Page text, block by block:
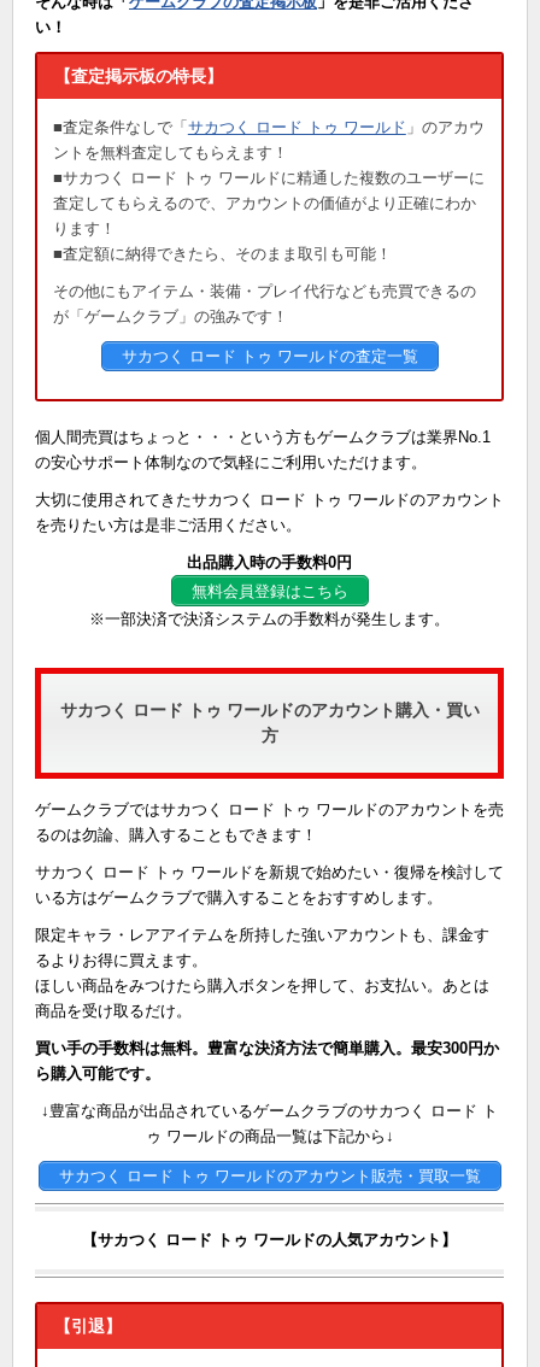
い！
【査定掲示板の特長】
■査定条件なしで「 サカつく ロード トゥ ワールド 」のアカウ
ントを無料査定してもらえます！
■サカつく ロード トゥ ワールドに精通した複数のユーザーに
査定してもらえるので、アカウントの価値がより正確にわか
ります！
■査定額に納得できたら、そのまま取引も可能！
その他にもアイテム・装備・プレイ代行なども売買できるの
が「ゲームクラブ」の強みです！
サカつく ロード トゥ ワールドの査定一覧
個人間売買はちょっと・・・という方もゲームクラブは業界No.1
の安心サポート体制なので気軽にご利用いただけます。
大切に使用されてきたサカつく ロード トゥ ワールドのアカウント
を売りたい方は是非ご活用ください。
出品購入時の手数料0円
無料会員登録はこちら
※一部決済で決済システムの手数料が発生します。
サカつく ロード トゥ ワールドのアカウント購入・買い
方
ゲームクラブではサカつく ロード トゥ ワールドのアカウントを売
るのは勿論、購入することもできます！
サカつく ロード トゥ ワールドを新規で始めたい・復帰を検討して
いる方はゲームクラブで購入することをおすすめします。
限定キャラ・レアアイテムを所持した強いアカウントも、課金す
るよりお得に買えます。
ほしい商品をみつけたら購入ボタンを押して、お支払い。あとは
商品を受け取るだけ。
買い手の手数料は無料。豊富な決済方法で簡単購入。最安300円か
ら購入可能です。
↓豊富な商品が出品されているゲームクラブのサカつく ロード ト
ゥ ワールドの商品一覧は下記から↓
サカつく ロード トゥ ワールドのアカウント販売・買取一覧
【サカつく ロード トゥ ワールドの人気アカウント】
【引退】